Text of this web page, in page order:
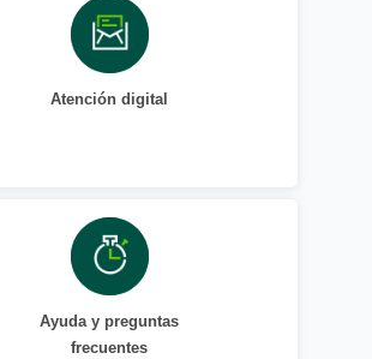
Atención digital
Ayuda y preguntas
frecuentes